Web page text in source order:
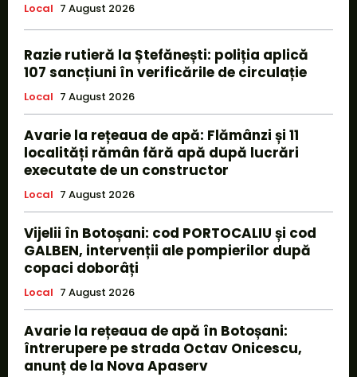
Local 7 August 2026
Razie rutieră la Ștefănești: poliția aplică
107 sancțiuni în verificările de circulație
Local 7 August 2026
Avarie la rețeaua de apă: Flămânzi și 11
localități rămân fără apă după lucrări
executate de un constructor
Local 7 August 2026
Vijelii în Botoșani: cod PORTOCALIU și cod
GALBEN, intervenții ale pompierilor după
copaci doborâți
Local 7 August 2026
Avarie la rețeaua de apă în Botoșani:
întrerupere pe strada Octav Onicescu,
anunț de la Nova Apaserv